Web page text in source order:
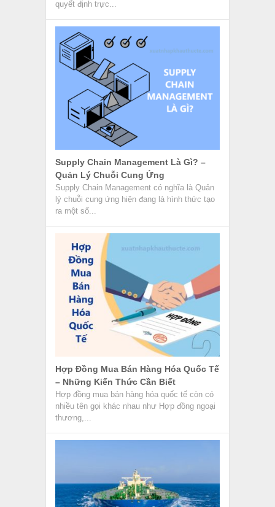
quyết định trực...
Supply Chain Management Là Gì? –
Quản Lý Chuỗi Cung Ứng
Supply Chain Management có nghĩa là Quản
lý chuỗi cung ứng hiện đang là hình thức tạo
ra một số...
Hợp Đồng Mua Bán Hàng Hóa Quốc Tế
– Những Kiến Thức Cần Biết
Hợp đồng mua bán hàng hóa quốc tế còn có
nhiều tên gọi khác nhau như Hợp đồng ngoại
thương,...